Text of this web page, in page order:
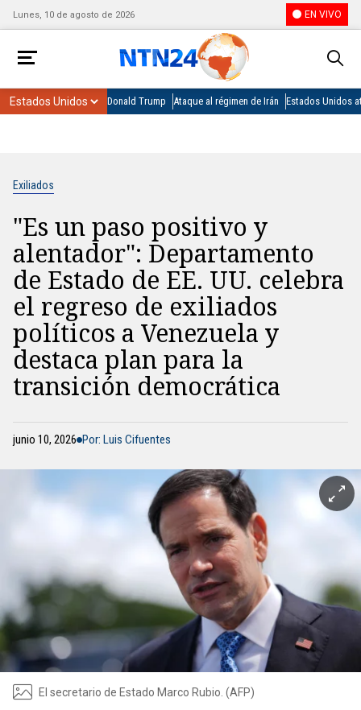
Lunes, 10 de agosto de 2026 EN VIVO
Donald Trump Ataque al régimen de Irán Estados Unidos
Exiliados
"Es un paso positivo y
alentador": Departamento
de Estado de EE. UU. celebra
el regreso de exiliados
políticos a Venezuela y
destaca plan para la
transición democrática
junio 10, 2026 Por: Luis Cifuentes
El secretario de Estado Marco Rubio. (AFP)